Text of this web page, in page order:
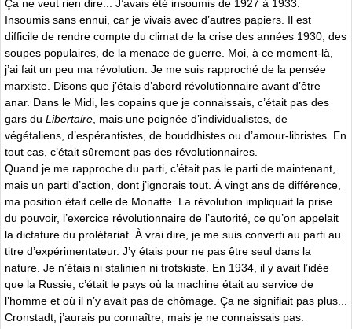
Ça ne veut rien dire... J’avais été insoumis de 1927 à 1933.
Insoumis sans ennui, car je vivais avec d’autres papiers. Il est
difficile de rendre compte du climat de la crise des années 1930, des
soupes populaires, de la menace de guerre. Moi, à ce moment-là,
j’ai fait un peu ma révolution. Je me suis rapproché de la pensée
marxiste. Disons que j’étais d’abord révolutionnaire avant d’être
anar. Dans le Midi, les copains que je connaissais, c’était pas des
gars du Libertaire , mais une poignée d’individualistes, de
végétaliens, d’espérantistes, de bouddhistes ou d’amour-libristes. En
tout cas, c’était sûrement pas des révolutionnaires.
Quand je me rapproche du parti, c’était pas le parti de maintenant,
mais un parti d’action, dont j’ignorais tout. À vingt ans de différence,
ma position était celle de Monatte. La révolution impliquait la prise
du pouvoir, l’exercice révolutionnaire de l’autorité, ce qu’on appelait
la dictature du prolétariat. À vrai dire, je me suis converti au parti au
titre d’expérimentateur. J’y étais pour ne pas être seul dans la
nature. Je n’étais ni stalinien ni trotskiste. En 1934, il y avait l’idée
que la Russie, c’était le pays où la machine était au service de
l’homme et où il n’y avait pas de chômage. Ça ne signifiait pas plus...
Cronstadt, j’aurais pu connaître, mais je ne connaissais pas.